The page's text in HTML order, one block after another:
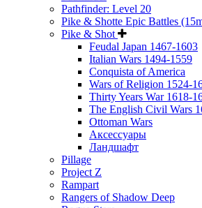
Pathfinder: Level 20
Pike & Shotte Epic Battles
Pike & Shot
Feudal Japan 1467-1603
Italian Wars 1494-1559
Conquista of America
Wars of Religion 1524-
Thirty Years War 1618-
The English Civil Wars
Ottoman Wars
Аксессуары
Ландшафт
Pillage
Project Z
Rampart
Rangers of Shadow Deep